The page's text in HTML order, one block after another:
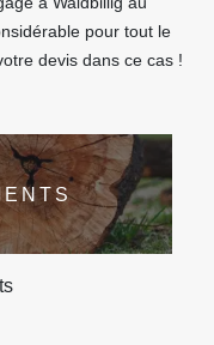
pour tout le
devis dans ce cas !